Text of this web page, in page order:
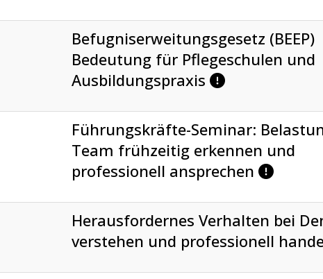
Befugniserweitungsgesetz (BEEP)
Bedeutung für Pflegeschulen und
Ausbildungspraxis
Führungskräfte-Seminar:
Team frühzeitig erkennen und
professionell ansprechen
Herausfordernes Verhalten bei
verstehen und professionell